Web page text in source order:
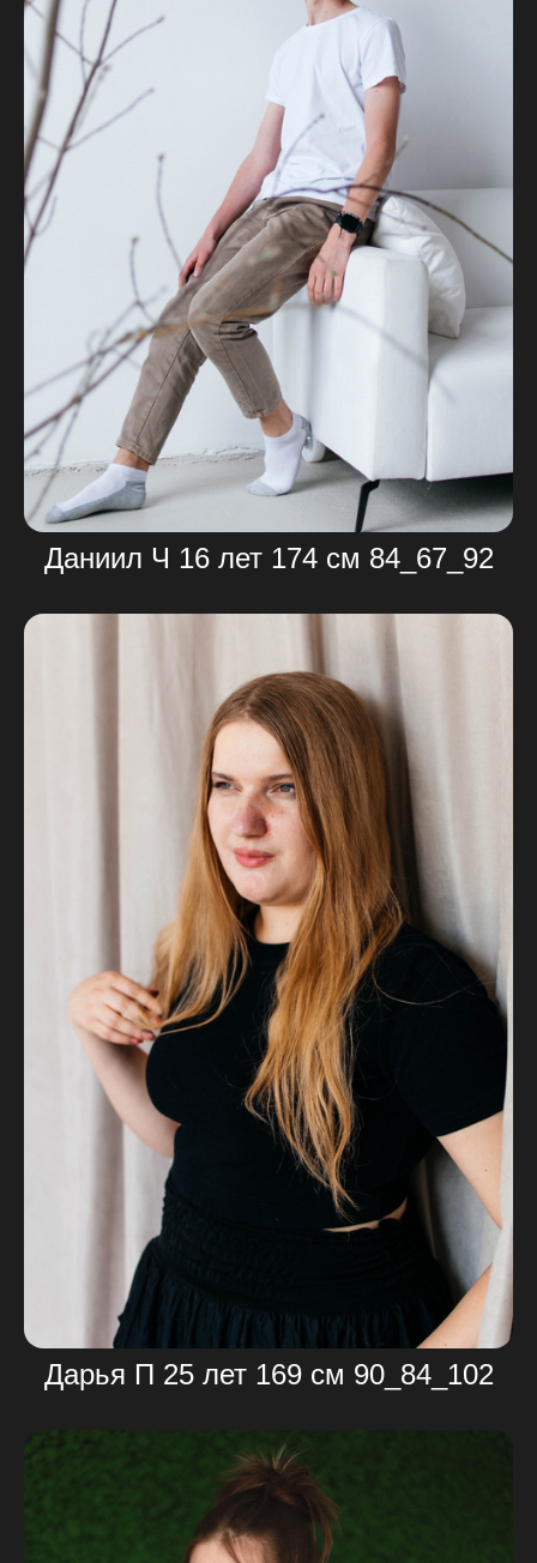
Даниил Ч 16 лет 174 см 84_67_92
Дарья П 25 лет 169 см 90_84_102